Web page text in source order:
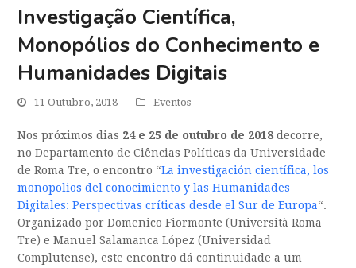
Investigação Científica,
Monopólios do Conhecimento e
Humanidades Digitais
11 Outubro, 2018 Eventos
Nos próximos dias 24 e 25 de outubro de 2018 decorre,
no Departamento de Ciências Políticas da Universidade
de Roma Tre, o encontro “La investigación científica, los
monopolios del conocimiento y las Humanidades
Digitales: Perspectivas críticas desde el Sur de Europa“.
Organizado por Domenico Fiormonte (Università Roma
Tre) e Manuel Salamanca López (Universidad
Complutense), este encontro dá continuidade a um